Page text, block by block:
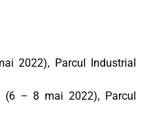
2022), Parcul Industrial
(6 – 8 mai 2022), Parcul